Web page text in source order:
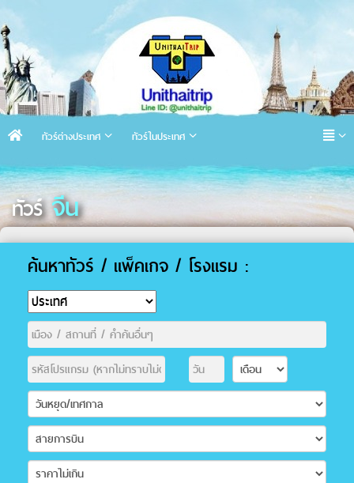
ทัวร์ต่างประเทศ ทัวร์ในประเทศ
ทัวร์ จีน
ค้นหาทัวร์ / แพ็คเกจ / โรงแรม :